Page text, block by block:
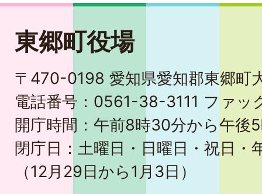
東郷町役場
〒470-0198 愛知県愛知郡東郷町
電話番号：0561-38-3111 ファ
開庁時間：午前8時30分から午後
閉庁日：土曜日・日曜日・祝日・
（12月29日から1月3日）